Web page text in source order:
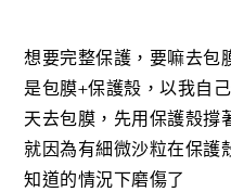
想要完整保護，要嘛去包
是包膜+保護殼，以我自
天去包膜，先用保護殼撐
就因為有細微沙粒在保護
知道的情況下磨傷了